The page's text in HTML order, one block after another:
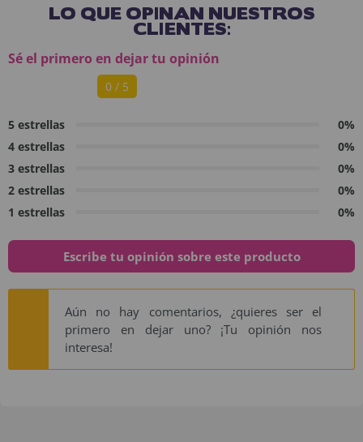
LO QUE OPINAN NUESTROS
CLIENTES:
Sé el primero en dejar tu opinión
0 / 5
5 estrellas
0%
4 estrellas
0%
3 estrellas
0%
2 estrellas
0%
1 estrellas
0%
Escribe tu opinión sobre este producto
Aún no hay comentarios, ¿quieres ser el
primero en dejar uno? ¡Tu opinión nos
interesa!